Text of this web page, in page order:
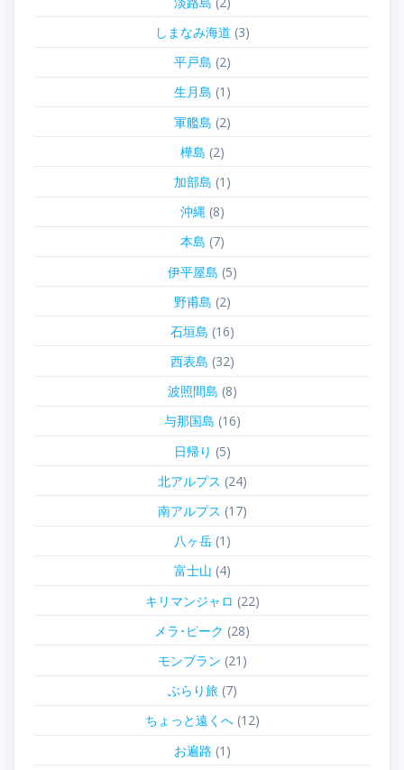
しまなみ海道 (3)
平戸島 (2)
生月島 (1)
軍艦島 (2)
樺島 (2)
加部島 (1)
沖縄(8)
本島 (7)
伊平屋島 (5)
野甫島 (2)
石垣島 (16)
西表島 (32)
波照間島 (8)
与那国島 (16)
日帰り (5)
北アルプス (24)
南アルプス (17)
八ヶ岳(1)
富士山 (4)
キリマンジャロ (22)
メラ･ピーク (28)
モンブラン (21)
ぶらり旅(7)
ちょっと遠くへ(12)
お遍路 (1)